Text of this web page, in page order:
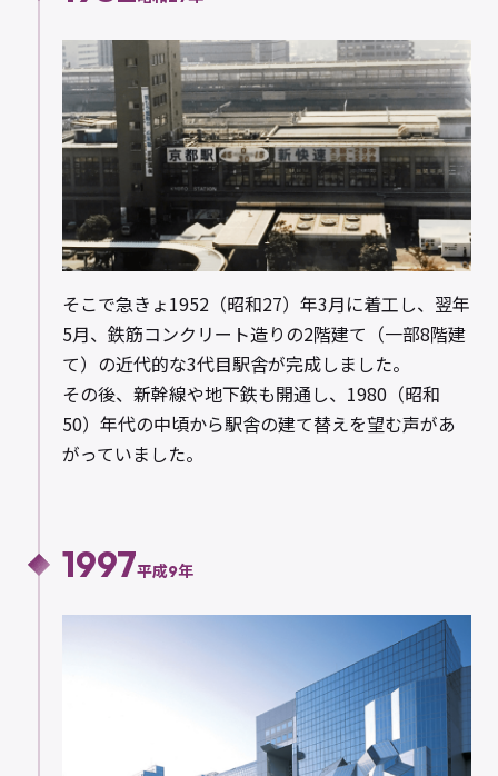
そこで急きょ1952（昭和27）年3月に着工し、翌年
5月、鉄筋コンクリート造りの2階建て（一部8階建
て）の近代的な3代目駅舎が完成しました。
その後、新幹線や地下鉄も開通し、1980（昭和
50）年代の中頃から駅舎の建て替えを望む声があ
がっていました。
1997平成9年